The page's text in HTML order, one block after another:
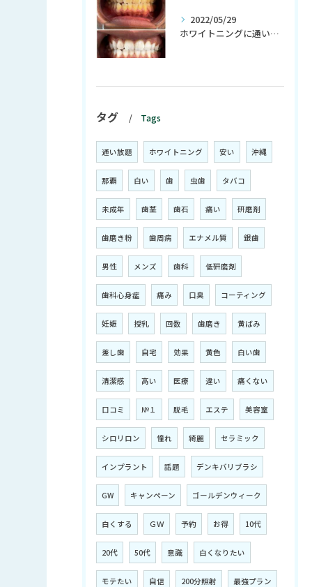
2022/05/29
ホワイトニングに通い初めて、生活習慣までも変わる？！
タグ Tags
通い放題 ホワイトニング 安い 沖縄
那覇 白い 歯 虫歯 タバコ
未成年 歯茎 歯石 痛い 研磨剤
歯磨き粉 歯周病 エナメル質 銀歯
男性 メンズ 歯科 低研磨剤
歯科心身症 痛み 口臭 コーティング
妊娠 授乳 回数 歯磨き 黄ばみ
差し歯 自宅 効果 黄色 白い歯
清潔感 高い 医療 違い 痛くない
口コミ №１ 脱毛 エステ 美容室
シロリロン 憧れ 綺麗 セラミック
インプラント 話題 デンキバリブラシ
GW キャンペーン ゴールデンウィーク
白くする ＧＷ 予約 お得 10代
20代 50代 意識 白くなりたい
モテたい 自信 200分照射 最強プラン